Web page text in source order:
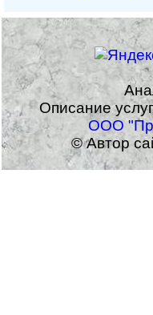
Описание
ООО
© Автор